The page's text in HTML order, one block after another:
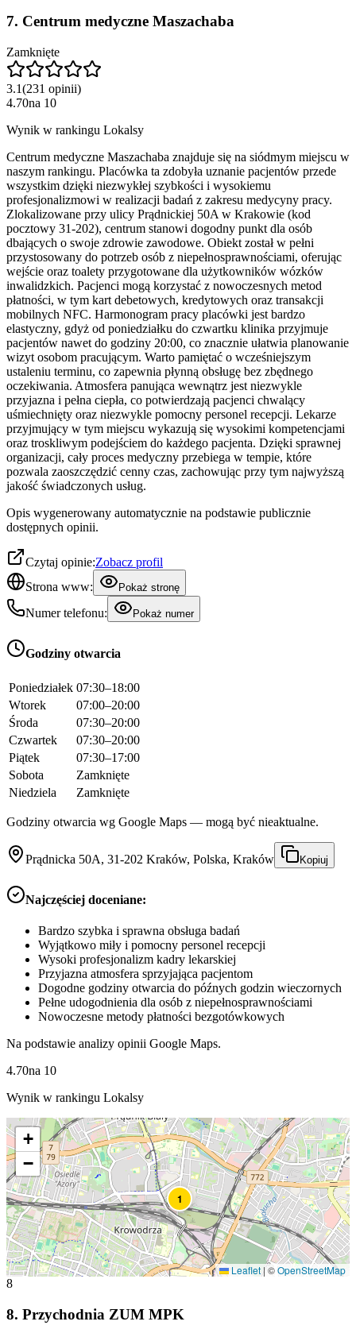
7. Centrum medyczne Maszachaba
Zamknięte
3.1(231 opinii)
4.70na 10
Wynik w rankingu Lokalsy
Centrum medyczne Maszachaba znajduje się na siódmym miejscu w
naszym rankingu. Placówka ta zdobyła uznanie pacjentów przede
wszystkim dzięki niezwykłej szybkości i wysokiemu
profesjonalizmowi w realizacji badań z zakresu medycyny pracy.
Zlokalizowane przy ulicy Prądnickiej 50A w Krakowie (kod
pocztowy 31-202), centrum stanowi dogodny punkt dla osób
dbających o swoje zdrowie zawodowe. Obiekt został w pełni
przystosowany do potrzeb osób z niepełnosprawnościami, oferując
wejście oraz toalety przygotowane dla użytkowników wózków
inwalidzkich. Pacjenci mogą korzystać z nowoczesnych metod
płatności, w tym kart debetowych, kredytowych oraz transakcji
mobilnych NFC. Harmonogram pracy placówki jest bardzo
elastyczny, gdyż od poniedziałku do czwartku klinika przyjmuje
pacjentów nawet do godziny 20:00, co znacznie ułatwia planowanie
wizyt osobom pracującym. Warto pamiętać o wcześniejszym
ustaleniu terminu, co zapewnia płynną obsługę bez zbędnego
oczekiwania. Atmosfera panująca wewnątrz jest niezwykle
przyjazna i pełna ciepła, co potwierdzają pacjenci chwalący
uśmiechnięty oraz niezwykle pomocny personel recepcji. Lekarze
przyjmujący w tym miejscu wykazują się wysokimi kompetencjami
oraz troskliwym podejściem do każdego pacjenta. Dzięki sprawnej
organizacji, cały proces medyczny przebiega w tempie, które
pozwala zaoszczędzić cenny czas, zachowując przy tym najwyższą
jakość świadczonych usług.
Opis wygenerowany automatycznie na podstawie publicznie
dostępnych opinii.
Czytaj opinie:Zobacz profil
Strona www:
Pokaż stronę
Numer telefonu: Pokaż numer
Godziny otwarcia
Poniedziałek 07:30–18:00
Wtorek
07:00–20:00
Środa
07:30–20:00
Czwartek
07:30–20:00
Piątek
07:30–17:00
Sobota
Zamknięte
Niedziela
Zamknięte
Godziny otwarcia wg Google Maps — mogą być nieaktualne.
Prądnicka 50A, 31-202 Kraków, Polska, Kraków Kopiuj
Najczęściej doceniane:
Bardzo szybka i sprawna obsługa badań
Wyjątkowo miły i pomocny personel recepcji
Wysoki profesjonalizm kadry lekarskiej
Przyjazna atmosfera sprzyjająca pacjentom
Dogodne godziny otwarcia do późnych godzin wieczornych
Pełne udogodnienia dla osób z niepełnosprawnościami
Nowoczesne metody płatności bezgotówkowych
Na podstawie analizy opinii Google Maps.
4.70na 10
Wynik w rankingu Lokalsy
1
+
−
Leaflet|©OpenStreetMap
8
8. Przychodnia ZUM MPK